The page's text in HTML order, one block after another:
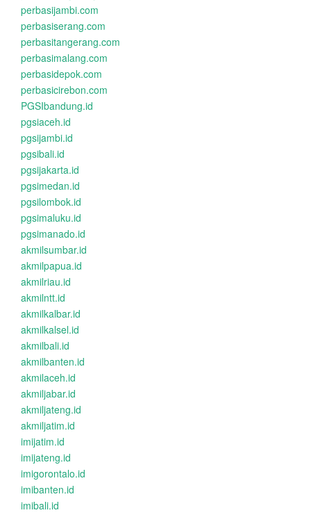
perbasijambi.com
perbasiserang.com
perbasitangerang.com
perbasimalang.com
perbasidepok.com
perbasicirebon.com
PGSIbandung.id
pgsiaceh.id
pgsijambi.id
pgsibali.id
pgsijakarta.id
pgsimedan.id
pgsilombok.id
pgsimaluku.id
pgsimanado.id
akmilsumbar.id
akmilpapua.id
akmilriau.id
akmilntt.id
akmilkalbar.id
akmilkalsel.id
akmilbali.id
akmilbanten.id
akmilaceh.id
akmiljabar.id
akmiljateng.id
akmiljatim.id
imijatim.id
imijateng.id
imigorontalo.id
imibanten.id
imibali.id